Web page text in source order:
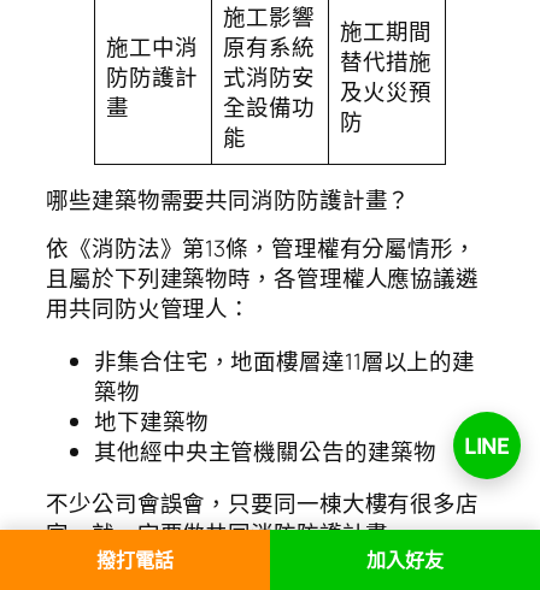
施工中消
防防護計
畫
施工影響
原有系統
式消防安
全設備功
能
施工期間
替代措施
及火災預
防
哪些建築物需要共同消防防護計畫？
依《消防法》第13條，管理權有分屬情形，
且屬於下列建築物時，各管理權人應協議遴
用共同防火管理人：
非集合住宅，地面樓層達11層以上的建
築物
地下建築物
其他經中央主管機關公告的建築物
不少公司會誤會，只要同一棟大樓有很多店
家，就一定要做共同消防防護計畫。
撥打電話 加入好友
LINE